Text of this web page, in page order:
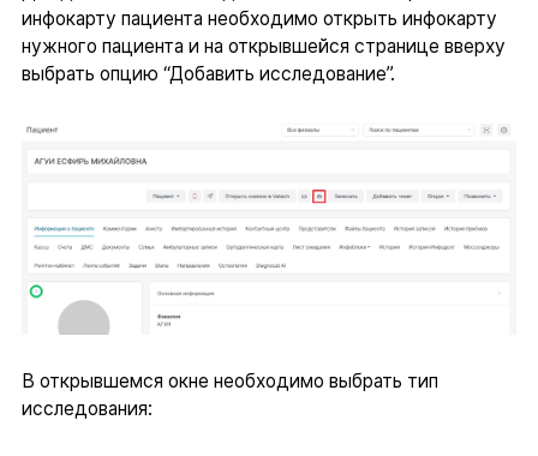
инфокарту пациента необходимо открыть инфокарту
нужного пациента и на открывшейся странице вверху
выбрать опцию “Добавить исследование”.
В открывшемся окне необходимо выбрать тип
исследования: